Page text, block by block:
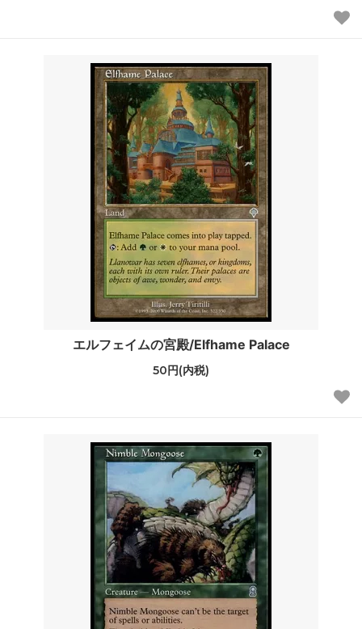
エルフェイムの宮殿/Elfhame Palace
50円(内税)